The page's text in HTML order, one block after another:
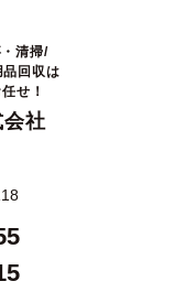
清掃/
回収は
せ！
社